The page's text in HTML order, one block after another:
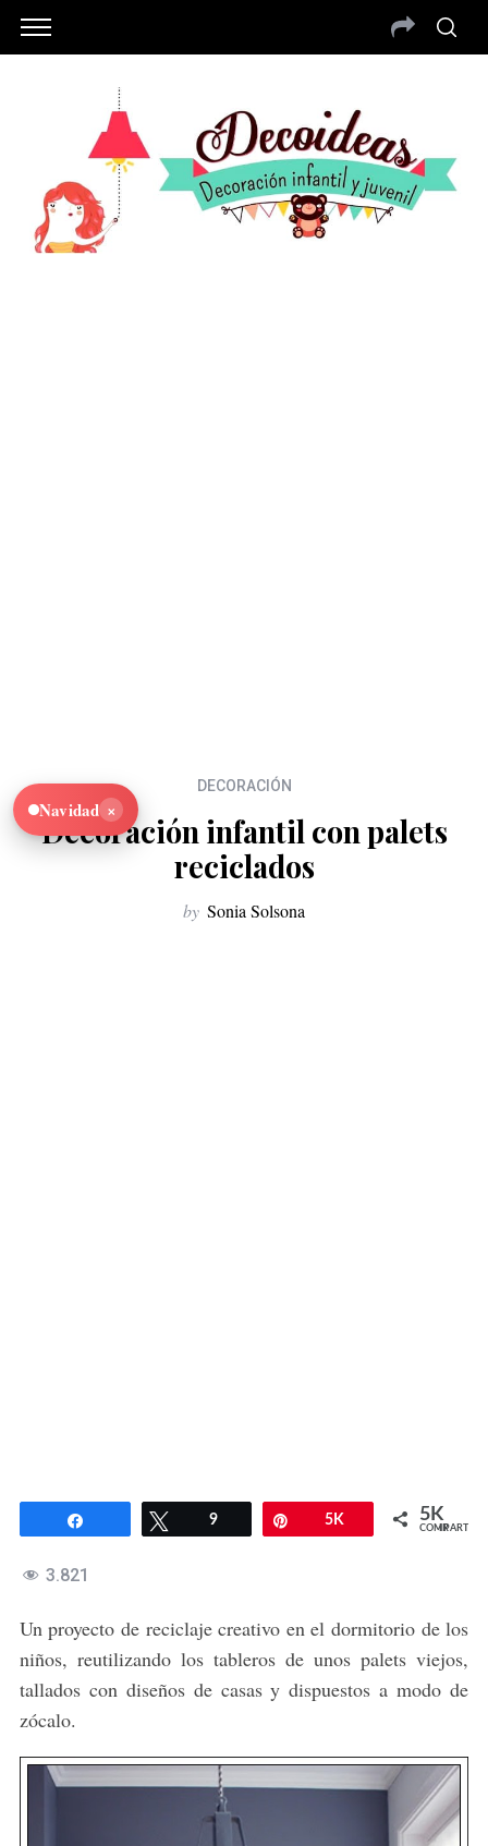
DECORACIÓN
Decoración infantil con palets
reciclados
by Sonia Solsona
Compartir Twittear
9 5K 5K
COMPARTIR
3.821
Un proyecto de reciclaje creativo en el dormitorio de los
niños, reutilizando los tableros de unos palets viejos,
tallados con diseños de casas y dispuestos a modo de
zócalo.
Navidad ×